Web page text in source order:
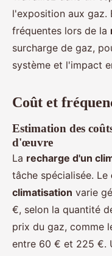
l'exposition aux gaz.
fréquentes lors de la
surcharge de gaz,
système et l'impact
Coût et
Estimation des
d'œuvre
La recharge d'un
tâche spécialisée. Le
climatisation varie
€, selon la quantité
prix du gaz, comme
entre 60 € et 225 €.